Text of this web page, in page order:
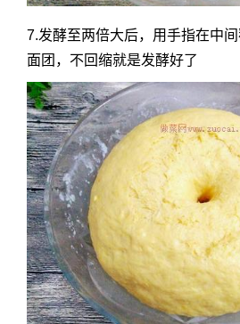
7.发酵至两倍大后，用手指在中
面团，不回缩就是发酵好了